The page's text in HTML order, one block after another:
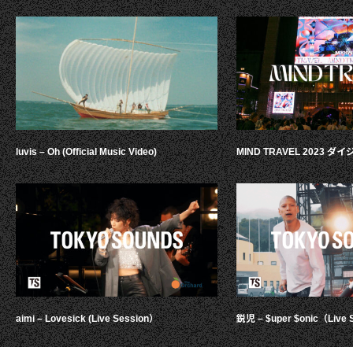
luvis – Oh (Official Music Video)
aimi – Lovesick (Live Session）
MIND TRAVEL 2023 ダイ
鋭児 – $uper $onic（Live